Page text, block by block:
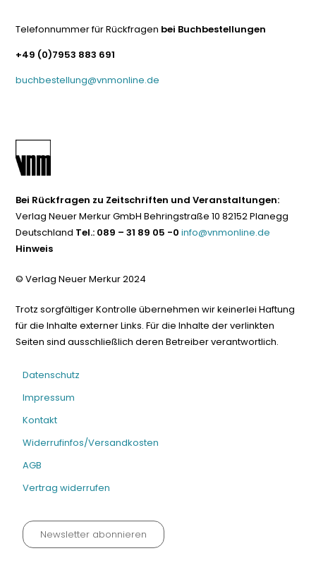
Telefonnummer für Rückfragen bei Buchbestellungen
+49 (0)7953 883 691
buchbestellung@vnmonline.de
Bei Rückfragen zu Zeitschriften und Veranstaltungen:
Verlag Neuer Merkur GmbH Behringstraße 10 82152 Planegg
Deutschland Tel.: 089 – 31 89 05 -0 info@vnmonline.de
Hinweis
© Verlag Neuer Merkur 2024
Trotz sorgfältiger Kontrolle übernehmen wir keinerlei Haftung
für die Inhalte externer Links. Für die Inhalte der verlinkten
Seiten sind ausschließlich deren Betreiber verantwortlich.
Datenschutz
Impressum
Kontakt
Widerrufinfos/Versandkosten
AGB
Vertrag widerrufen
Newsletter abonnieren